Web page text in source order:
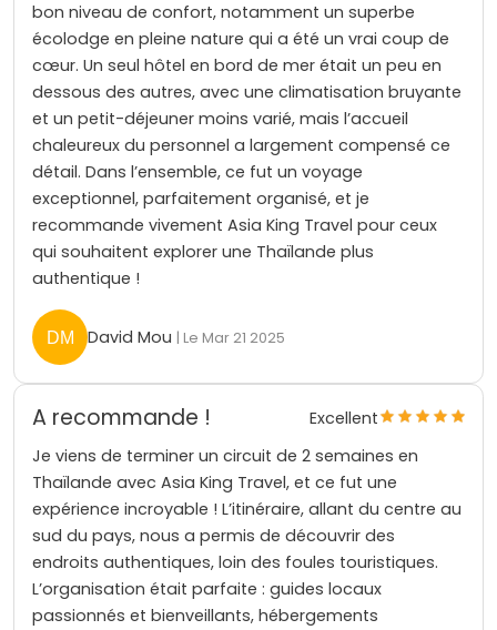
bon niveau de confort, notamment un superbe
écolodge en pleine nature qui a été un vrai coup de
cœur. Un seul hôtel en bord de mer était un peu en
dessous des autres, avec une climatisation bruyante
et un petit-déjeuner moins varié, mais l’accueil
chaleureux du personnel a largement compensé ce
détail. Dans l’ensemble, ce fut un voyage
exceptionnel, parfaitement organisé, et je
recommande vivement Asia King Travel pour ceux
qui souhaitent explorer une Thaïlande plus
authentique !
David Mou | Le Mar 21 2025
A recommande !
Excellent
Je viens de terminer un circuit de 2 semaines en
Thaïlande avec Asia King Travel, et ce fut une
expérience incroyable ! L’itinéraire, allant du centre au
sud du pays, nous a permis de découvrir des
endroits authentiques, loin des foules touristiques.
L’organisation était parfaite : guides locaux
passionnés et bienveillants, hébergements